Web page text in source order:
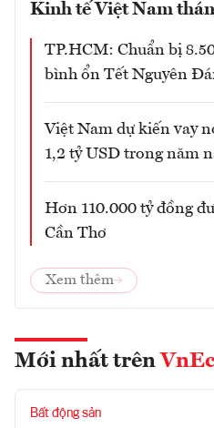
Kinh tế Việt Nam
TP.HCM: Chuẩn bị
bình ổn Tết Nguyên
Việt Nam dự kiến vay
1,2 tỷ USD trong năm
Hơn 110.000 tỷ đồng
Cần Thơ
Xem thêm
Mới nhất trên
Bất động sản